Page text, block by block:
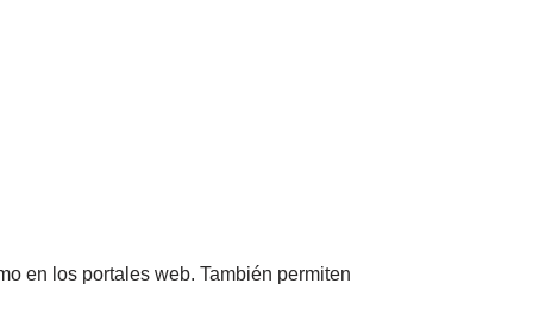
en los portales web. También permiten